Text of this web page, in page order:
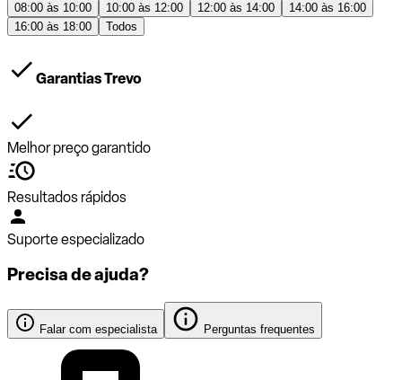
08:00 às 10:00 10:00 às 12:00 12:00 às 14:00
14:00 às 16:00
16:00 às 18:00
Todos
Garantias Trevo
Melhor preço garantido
Resultados rápidos
Suporte especializado
Precisa de ajuda?
Falar com especialista Perguntas frequentes